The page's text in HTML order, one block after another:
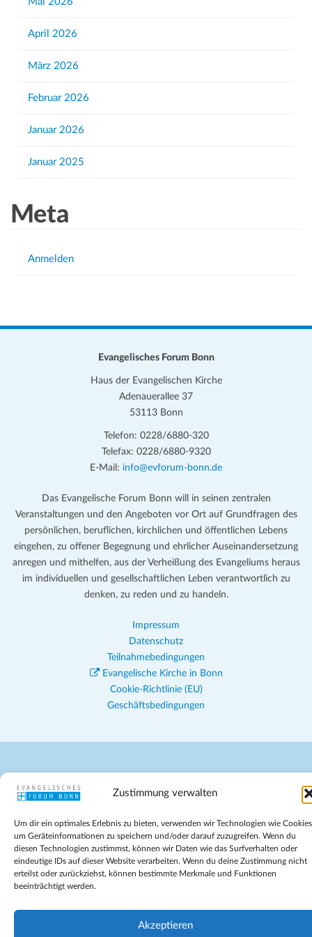
Zustimmung verwalten
Um dir ein optimales Erlebnis zu bieten, verwenden wir Technologien wie
um Geräteinformationen zu speichern und/oder darauf zuzugreifen. Wenn du
diesen Technologien zustimmst, können wir Daten wie das Surfverhalten oder
eindeutige IDs auf dieser Website verarbeiten. Wenn du deine Zustimmung nicht
erteilst oder zurückziehst, können bestimmte Merkmale und Funktionen
beeinträchtigt werden.
Akzeptieren
April 2026
März 2026
Februar 2026
Januar 2026
Januar 2025
Meta
Anmelden
Evangelisches Forum Bonn
Haus der Evangelischen Kirche
Adenauerallee 37
53113 Bonn
Telefon: 0228/6880-320
Telefax: 0228/6880-9320
E-Mail: info@evforum-bonn.de
Das Evangelische Forum Bonn will in seinen zentralen
Veranstaltungen und den Angeboten vor Ort auf Grundfragen des
persönlichen, beruflichen, kirchlichen und öffentlichen Lebens
eingehen, zu offener Begegnung und ehrlicher Auseinandersetzung
anregen und mithelfen, aus der Verheißung des Evangeliums heraus
im individuellen und gesellschaftlichen Leben verantwortlich zu
denken, zu reden und zu handeln.
Impressum
Datenschutz
Teilnahmebedingungen
Evangelische Kirche in Bonn
Cookie-Richtlinie (EU)
Geschäftsbedingungen